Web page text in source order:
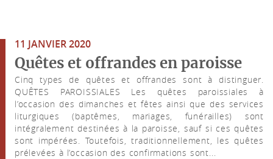
Connexion
11 JANVIER 2020
Quêtes et offrandes en paroisse
Cinq types de quêtes et offrandes sont à distinguer.
QUÊTES PAROISSIALES Les quêtes paroissiales à
l’occasion des dimanches et fêtes ainsi que des services
liturgiques (baptêmes, mariages, funérailles) sont
intégralement destinées à la paroisse, sauf si ces quêtes
sont impérées. Toutefois, traditionnellement, les quêtes
prélevées à l’occasion des confirmations sont...